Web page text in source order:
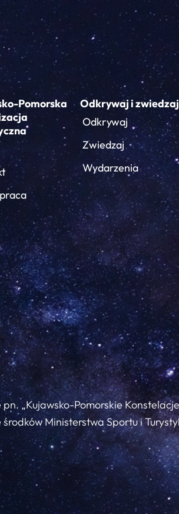
Pomorska
Odkrywaj i zwiedzaj
Odkrywaj
Zwiedzaj
Wydarzenia
„Kujawsko-Pomorskie
Ministerstwa Sportu i